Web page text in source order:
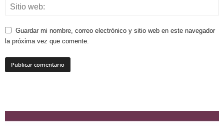
Guardar mi nombre, correo electrónico y sitio web en este navegador
la próxima vez que comente.